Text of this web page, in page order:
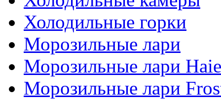
Холодильные горки
Морозильные лари
Морозильные лари
Морозильные лари